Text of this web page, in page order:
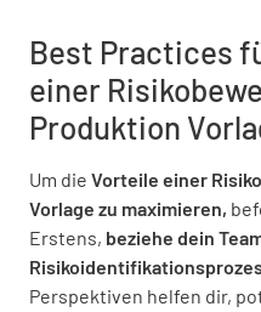
Best Practices
einer
Produktion
Um die Vorteile einer
Vorlage zu maximieren,
Erstens, beziehe dein
Perspektiven helfen dir,
JA NEIN
Temperatur
Willst du die
JA NEIN